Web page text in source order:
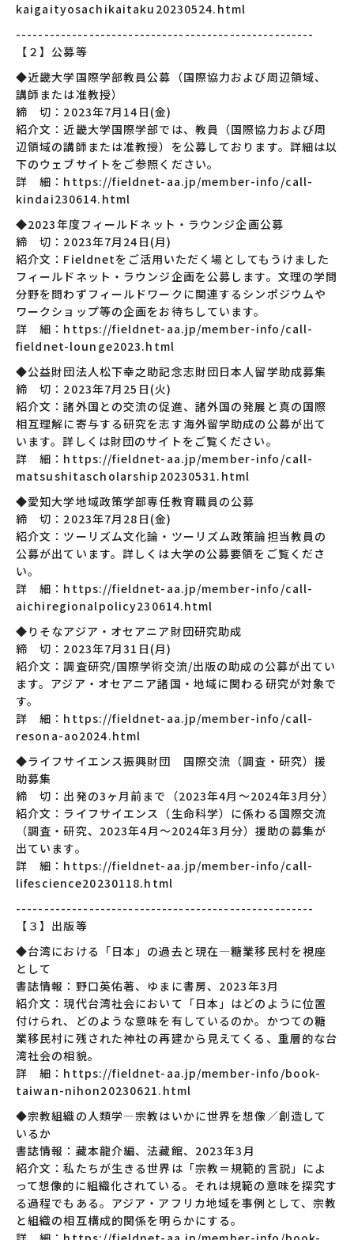
kaigaityosachikaitaku20230524.html
-----------------------------------------------------
【２】公募等
◆近畿大学国際学部教員公募（国際協力および周辺領域、
講師または准教授）
締 切：2023年7月14日(金)
紹介文：近畿大学国際学部では、教員（国際協力および周
辺領域の講師または准教授）を公募しております。詳細は以
下のウェブサイトをご参照ください。
詳 細：https://fieldnet-aa.jp/member-info/call-
kindai230614.html
◆2023年度フィールドネット・ラウンジ企画公募
締 切：2023年7月24日(月)
紹介文：Fieldnetをご活用いただく場としてもうけました
フィールドネット・ラウンジ企画を公募します。文理の学問
分野を問わずフィールドワークに関連するシンポジウムや
ワークショップ等の企画をお待ちしています。
詳 細：https://fieldnet-aa.jp/member-info/call-
fieldnet-lounge2023.html
◆公益財団法人松下幸之助記念志財団日本人留学助成募集
締 切：2023年7月25日(火)
紹介文：諸外国との交流の促進、諸外国の発展と真の国際
相互理解に寄与する研究を志す海外留学助成の公募が出て
います。詳しくは財団のサイトをご覧ください。
詳 細：https://fieldnet-aa.jp/member-info/call-
matsushitascholarship20230531.html
◆愛知大学地域政策学部専任教育職員の公募
締 切：2023年7月28日(金)
紹介文：ツーリズム文化論・ツーリズム政策論担当教員の
公募が出ています。詳しくは大学の公募要領をご覧くださ
い。
詳 細：https://fieldnet-aa.jp/member-info/call-
aichiregionalpolicy230614.html
◆りそなアジア・オセアニア財団研究助成
締 切：2023年7月31日(月)
紹介文：調査研究/国際学術交流/出版の助成の公募が出てい
ます。アジア・オセアニア諸国・地域に関わる研究が対象で
す。
詳 細：https://fieldnet-aa.jp/member-info/call-
resona-ao2024.html
◆ライフサイエンス振興財団 国際交流（調査・研究）援
助募集
締 切：出発の3ヶ月前まで（2023年4月～2024年3月分）
紹介文：ライフサイエンス（生命科学）に係わる国際交流
（調査・研究、2023年4月～2024年3月分）援助の募集が
出ています。
詳 細：https://fieldnet-aa.jp/member-info/call-
lifescience20230118.html
-----------------------------------------------------
【３】出版等
◆台湾における「日本」の過去と現在―糖業移民村を視座
として
書誌情報：野口英佑著、ゆまに書房、2023年3月
紹介文：現代台湾社会において「日本」はどのように位置
付けられ、どのような意味を有しているのか。かつての糖
業移民村に残された神社の再建から見えてくる、重層的な台
湾社会の相貌。
詳 細：https://fieldnet-aa.jp/member-info/book-
taiwan-nihon20230621.html
◆宗教組織の人類学―宗教はいかに世界を想像／創造して
いるか
書誌情報：藏本龍介編、法藏館、2023年3月
紹介文：私たちが生きる世界は「宗教＝規範的言説」によ
って想像的に組織化されている。それは規範の意味を探究す
る過程でもある。アジア・アフリカ地域を事例として、宗教
と組織の相互構成的関係を明らかにする。